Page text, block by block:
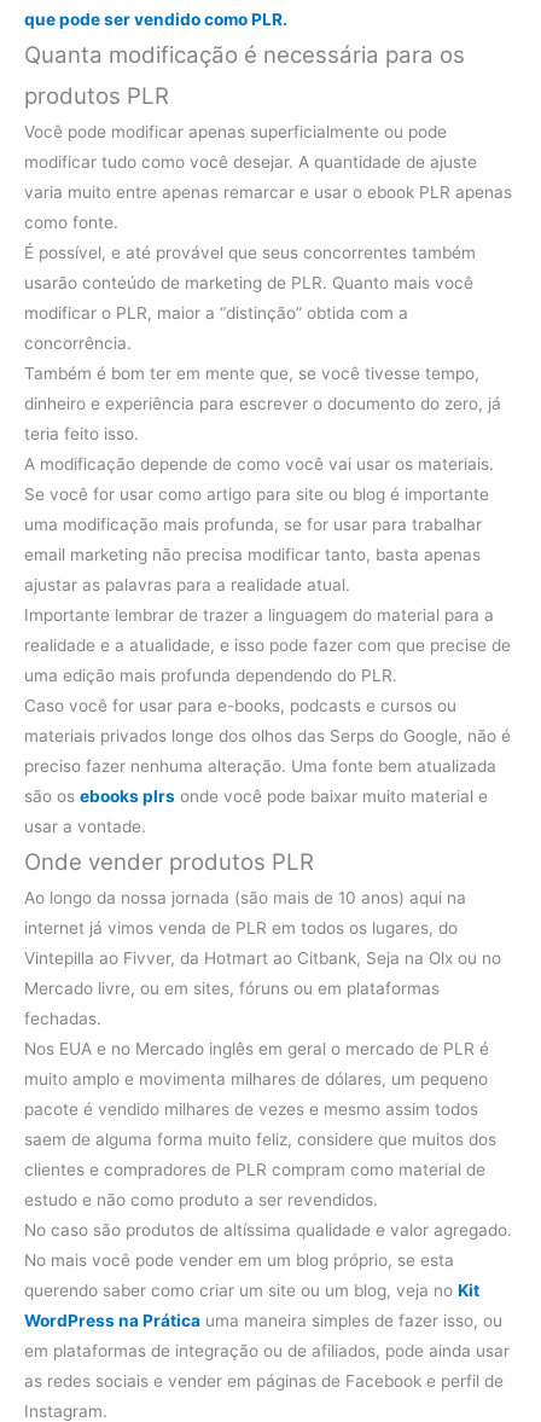
que pode ser vendido como PLR.
Quanta modificação é necessária para os
produtos PLR
Você pode modificar apenas superficialmente ou pode
modificar tudo como você desejar. A quantidade de ajuste
varia muito entre apenas remarcar e usar o ebook PLR apenas
como fonte.
É possível, e até provável que seus concorrentes também
usarão conteúdo de marketing de PLR. Quanto mais você
modificar o PLR, maior a “distinção” obtida com a
concorrência.
Também é bom ter em mente que, se você tivesse tempo,
dinheiro e experiência para escrever o documento do zero, já
teria feito isso.
A modificação depende de como você vai usar os materiais.
Se você for usar como artigo para site ou blog é importante
uma modificação mais profunda, se for usar para trabalhar
email marketing não precisa modificar tanto, basta apenas
ajustar as palavras para a realidade atual.
Importante lembrar de trazer a linguagem do material para a
realidade e a atualidade, e isso pode fazer com que precise de
uma edição mais profunda dependendo do PLR.
Caso você for usar para e-books, podcasts e cursos ou
materiais privados longe dos olhos das Serps do Google, não é
preciso fazer nenhuma alteração. Uma fonte bem atualizada
são os ebooks plrs onde você pode baixar muito material e
usar a vontade.
Onde vender produtos PLR
Ao longo da nossa jornada (são mais de 10 anos) aqui na
internet já vimos venda de PLR em todos os lugares, do
Vintepilla ao Fivver, da Hotmart ao Citbank, Seja na Olx ou no
Mercado livre, ou em sites, fóruns ou em plataformas
fechadas.
Nos EUA e no Mercado inglês em geral o mercado de PLR é
muito amplo e movimenta milhares de dólares, um pequeno
pacote é vendido milhares de vezes e mesmo assim todos
saem de alguma forma muito feliz, considere que muitos dos
clientes e compradores de PLR compram como material de
estudo e não como produto a ser revendidos.
No caso são produtos de altíssima qualidade e valor agregado.
No mais você pode vender em um blog próprio, se esta
querendo saber como criar um site ou um blog, veja no Kit
WordPress na Prática uma maneira simples de fazer isso, ou
em plataformas de integração ou de afiliados, pode ainda usar
as redes sociais e vender em páginas de Facebook e perfil de
Instagram.